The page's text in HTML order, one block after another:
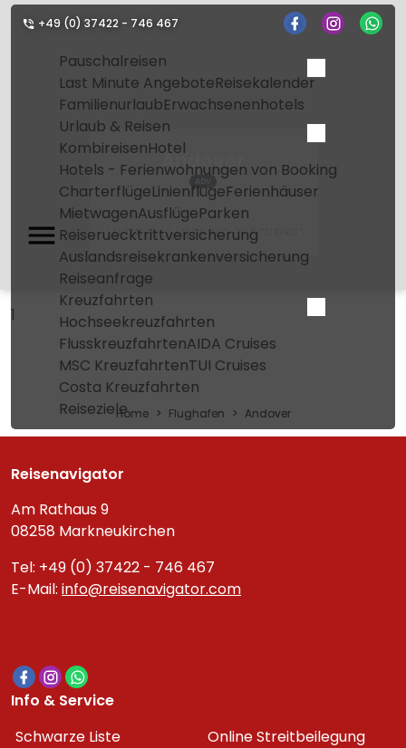
+49 (0) 37422 - 746 467
Pauschalreisen
Last Minute AngeboteReisekalender
FamilienurlaubErwachsenenhotels
Urlaub & Reisen
KombireisenHotel
Hotels - Ferienwohnungen von Booking
CharterflügeLinienflügeFerienhäuser
MietwagenAusflügeParken
Reiseruecktrittversicherung
Auslandsreisekrankenversicherung
Reiseanfrage
Kreuzfahrten
Hochseekreuzfahrten
FlusskreuzfahrtenAIDA Cruises
MSC KreuzfahrtenTUI Cruises
Costa Kreuzfahrten
Reiseziele
Andover
ADV
Home Flughafen Andover
1
Home Flughafen Andover
Reisenavigator
Am Rathaus 9
08258 Markneukirchen
Tel: +49 (0) 37422 - 746 467
E-Mail: info@reisenavigator.com
Info & Service
Schwarze Liste
Online Streitbeilegung